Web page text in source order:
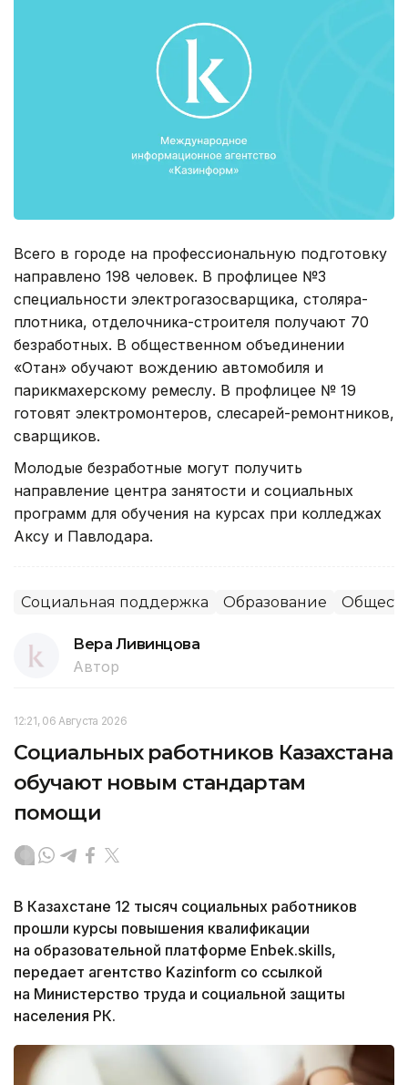
Всего в городе на профессиональную подготовку
направлено 198 человек. В профлицее №3
специальности электрогазосварщика, столяра-
плотника, отделочника-строителя получают 70
безработных. В общественном объединении
«Отан» обучают вождению автомобиля и
парикмахерскому ремеслу. В профлицее № 19
готовят электромонтеров, слесарей-ремонтников,
сварщиков.
Молодые безработные могут получить
направление центра занятости и социальных
программ для обучения на курсах при колледжах
Аксу и Павлодара.
Социальная поддержка Образование
Вера Ливинцова
Автор
12:21, 06 Августа 2026
Социальных работников Казахстана
обучают новым стандартам
помощи
В Казахстане 12 тысяч социальных работников
прошли курсы повышения квалификации
на образовательной платформе Enbek.skills,
передает агентство Kazinform со ссылкой
на Министерство труда и социальной защиты
населения РК.